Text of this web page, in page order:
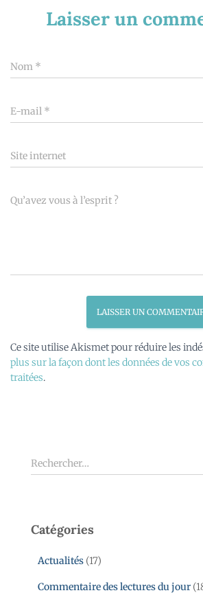
Laisser un
Nom *
E-mail *
Site internet
Qu’avez vous à l’esprit ?
Ce site utilise Akismet pour réduire les
plus sur la façon dont les données de vos
traitées.
Rechercher…
Catégories
Actualités (17)
Commentaire des lectures du jour